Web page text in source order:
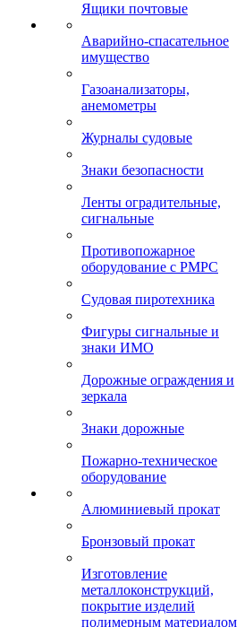
Ящики почтовые
Аварийно-спасательное
имущество
Газоанализаторы,
анемометры
Журналы судовые
Знаки безопасности
Ленты оградительные,
сигнальные
Противопожарное
оборудование с РМРС
Судовая пиротехника
Фигуры сигнальные и
знаки ИМО
Дорожные ограждения и
зеркала
Знаки дорожные
Пожарно-техническое
оборудование
Алюминиевый прокат
Бронзовый прокат
Изготовление
металлоконструкций,
покрытие изделий
полимерным материалом